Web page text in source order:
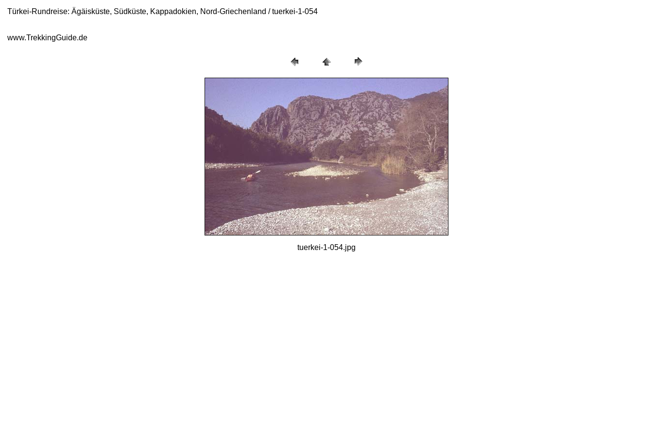
Türkei-Rundreise: Ägäisküste, Südküste, Kappadokien, Nord-Griechenland / tuerkei-1-054
www.TrekkingGuide.de
tuerkei-1-054.jpg